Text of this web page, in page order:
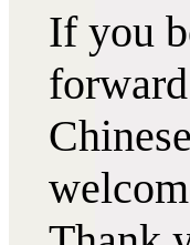
If you